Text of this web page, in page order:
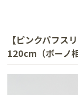
【ピンクパフス
120cm（ボーノ